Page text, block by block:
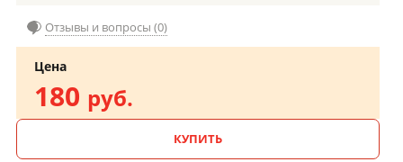
Отзывы и вопросы (0)
Цена
180 руб.
КУПИТЬ